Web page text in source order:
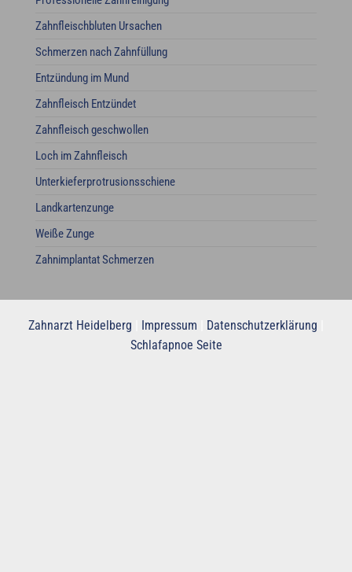
Zahnfleischbluten Ursachen
Schmerzen nach Zahnfüllung
Entzündung im Mund
Zahnfleisch Entzündet
Zahnfleisch geschwollen
Loch im Zahnfleisch
Unterkieferprotrusionsschiene
Landkartenzunge
Weiße Zunge
Zahnimplantat Schmerzen
Zahnarzt Heidelberg Impressum Datenschutzerklärung
Schlafapnoe Seite